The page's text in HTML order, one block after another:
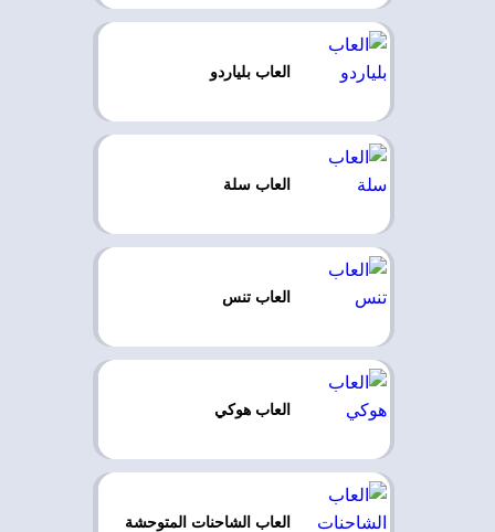
العاب بلياردو
العاب سلة
العاب تنس
العاب هوكي
العاب الشاحنات المتوحشة